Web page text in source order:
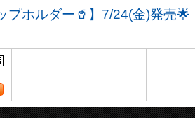
プホルダー🥤】7/24(金)発売